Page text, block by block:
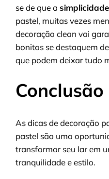
se de que a simplicidade
pastel, muitas vezes
decoração clean vai
bonitas se destaquem
que podem deixar tudo
Conclusão
As dicas de decoração
pastel são uma
transformar seu lar em
tranquilidade e estilo.